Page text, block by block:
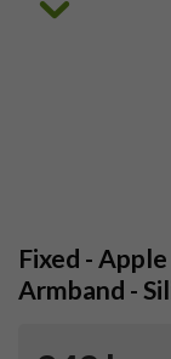
Fixed -
Armband -